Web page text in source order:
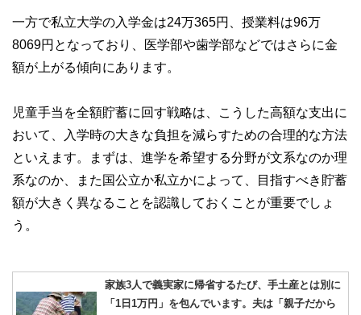
一方で私立大学の入学金は24万365円、授業料は96万
8069円となっており、医学部や歯学部などではさらに金
額が上がる傾向にあります。
児童手当を全額貯蓄に回す戦略は、こうした高額な支出に
おいて、入学時の大きな負担を減らすための合理的な方法
といえます。まずは、進学を希望する分野が文系なのか理
系なのか、また国公立か私立かによって、目指すべき貯蓄
額が大きく異なることを認識しておくことが重要でしょ
う。
家族3人で義実家に帰省するたび、手土産とは別に
「1日1万円」を包んでいます。夫は「親子だから